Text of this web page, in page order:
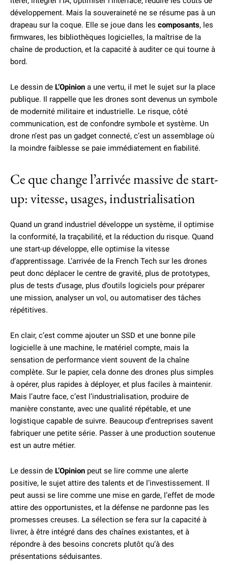
développement. Mais la souveraineté ne se résume pas à un
drapeau sur la coque. Elle se joue dans les composants, les
firmwares, les bibliothèques logicielles, la maîtrise de la
chaîne de production, et la capacité à auditer ce qui tourne à
bord.
Le dessin de L’Opinion a une vertu, il met le sujet sur la place
publique. Il rappelle que les drones sont devenus un symbole
de modernité militaire et industrielle. Le risque, côté
communication, est de confondre symbole et système. Un
drone n’est pas un gadget connecté, c’est un assemblage où
la moindre faiblesse se paie immédiatement en fiabilité.
Ce que change l’arrivée massive de start-
up: vitesse, usages, industrialisation
Quand un grand industriel développe un système, il optimise
la conformité, la traçabilité, et la réduction du risque. Quand
une start-up développe, elle optimise la vitesse
d’apprentissage. L’arrivée de la French Tech sur les drones
peut donc déplacer le centre de gravité, plus de prototypes,
plus de tests d’usage, plus d’outils logiciels pour préparer
une mission, analyser un vol, ou automatiser des tâches
répétitives.
En clair, c’est comme ajouter un SSD et une bonne pile
logicielle à une machine, le matériel compte, mais la
sensation de performance vient souvent de la chaîne
complète. Sur le papier, cela donne des drones plus simples
à opérer, plus rapides à déployer, et plus faciles à maintenir.
Mais l’autre face, c’est l’industrialisation, produire de
manière constante, avec une qualité répétable, et une
logistique capable de suivre. Beaucoup d’entreprises savent
fabriquer une petite série. Passer à une production soutenue
est un autre métier.
Le dessin de L’Opinion peut se lire comme une alerte
positive, le sujet attire des talents et de l’investissement. Il
peut aussi se lire comme une mise en garde, l’effet de mode
attire des opportunistes, et la défense ne pardonne pas les
promesses creuses. La sélection se fera sur la capacité à
livrer, à être intégré dans des chaînes existantes, et à
répondre à des besoins concrets plutôt qu’à des
présentations séduisantes.